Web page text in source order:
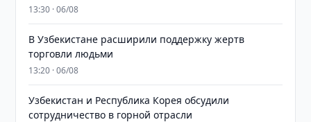
13:30 · 06/08
В Узбекистане расширили поддержку жертв
торговли людьми
13:20 · 06/08
Узбекистан и Республика Корея обсудили
сотрудничество в горной отрасли